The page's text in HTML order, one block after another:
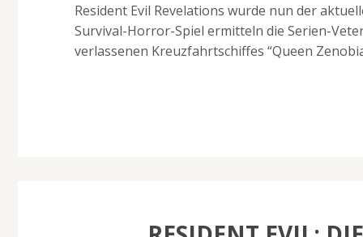
Resident Evil Revelations wurde nun der
Survival-Horror-Spiel ermitteln die Serien-
verlassenen Kreuzfahrtschiffes “Queen